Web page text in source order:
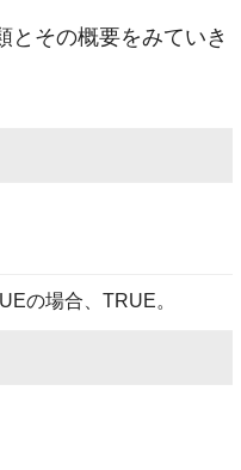
とその概要をみていき
の場合、TRUE。